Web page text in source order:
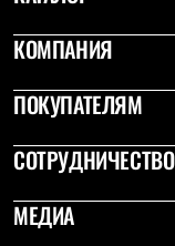
КОМПАНИЯ
ПОКУПАТЕЛЯМ
СОТРУДНИЧЕСТВО
МЕДИА